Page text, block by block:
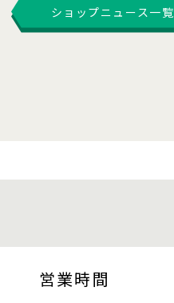
ショップニュース一覧
営業時間